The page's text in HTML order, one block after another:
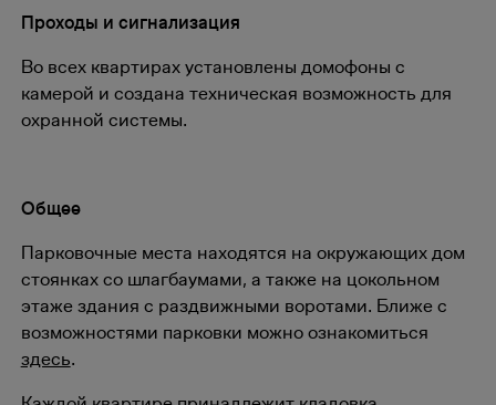
Проходы и сигнализация
Во всех квартирах установлены домофоны с
камерой и создана техническая возможность для
охранной системы.
Общее
Парковочные места находятся на окружающих дом
стоянках со шлагбаумами, а также на цокольном
этаже здания с раздвижными воротами. Ближе с
возможностями парковки можно ознакомиться
здесь.